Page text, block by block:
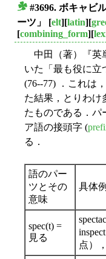
#3696. ボキャビ
ーツ」
[elt][latin][
[combining_form][
中田（著）『英
いた「最も役に立
(76--77) ．これは
た結果，とりわけ
たものである．パ
ア語の接頭字 (
る．
語のパー
ツとその
意味
具体例
spec(t) =
見る
点）